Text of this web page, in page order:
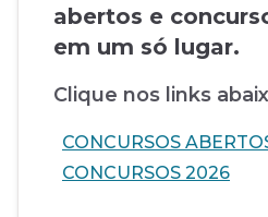
abertos e
em um só lugar.
Clique nos links
CONCURSOS
CONCURSOS 2026